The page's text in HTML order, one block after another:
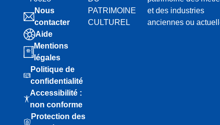
Nous
contacter
Aide
Mentions
légales
Politique de
confidentialité
Accessibilité :
non conforme
Protection des
PATRIMOINE
CULTUREL
et des industries
anciennes ou